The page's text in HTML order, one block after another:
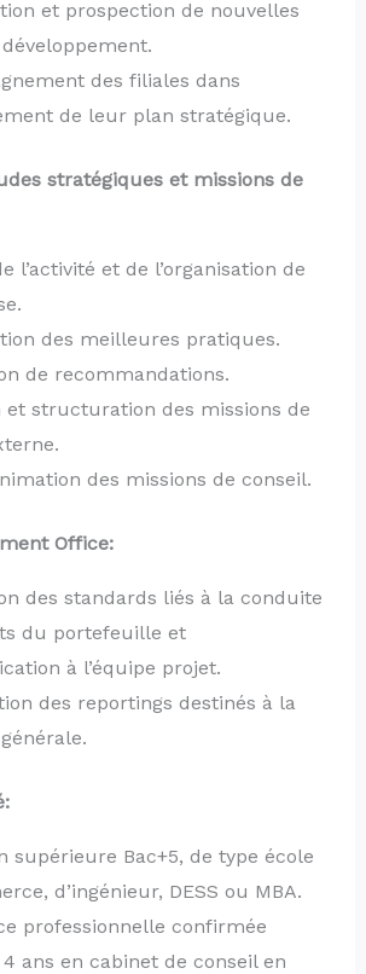
et prospection de nouvelles
des filiales dans
de leur plan stratégique.
stratégiques et missions de
l’activité et de l’organisation de
des meilleures pratiques.
de recommandations.
et structuration des missions de
des missions de conseil.
Office:
des standards liés à la conduite
du portefeuille et
à l’équipe projet.
des reportings destinés à la
supérieure Bac+5, de type école
d’ingénieur, DESS ou MBA.
professionnelle confirmée
4 ans en cabinet de conseil en